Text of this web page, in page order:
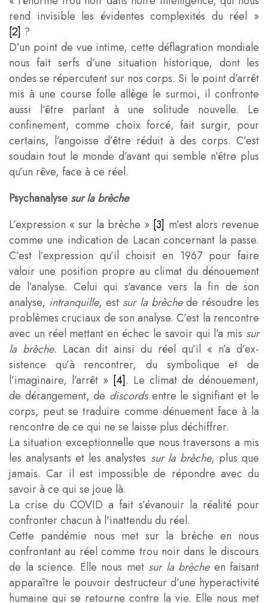
rend invisible les évidentes complexités du réel »
[2] ?
D’un point de vue intime, cette déflagration mondiale
nous fait serfs d’une situation historique, dont les
ondes se répercutent sur nos corps. Si le point d’arrêt
mis à une course folle allège le surmoi, il confronte
aussi l’être parlant à une solitude nouvelle. Le
confinement, comme choix forcé, fait surgir, pour
certains, l’angoisse d’être réduit à des corps. C’est
soudain tout le monde d’avant qui semble n’être plus
qu’un rêve, face à ce réel.
Psychanalyse sur la brèche
L’expression « sur la brèche » [3] m’est alors revenue
comme une indication de Lacan concernant la passe.
C’est l’expression qu’il choisit en 1967 pour faire
valoir une position propre au climat du dénouement
de l’analyse. Celui qui s’avance vers la fin de son
analyse, intranquille, est sur la brèchede résoudre les
problèmes cruciaux de son analyse. C’est la rencontre
avec un réel mettant en échec le savoir qui l’a mis sur
la brèche. Lacan dit ainsi du réel qu’il « n’a d’ex-
sistence qu’à rencontrer, du symbolique et de
l’imaginaire, l’arrêt » [4]. Le climat de dénouement,
de dérangement, de discordsentre le signifiant et le
corps, peut se traduire comme dénuement face à la
rencontre de ce qui ne se laisse plus déchiffrer.
La situation exceptionnelle que nous traversons a mis
les analysants et les analystes sur la brèche, plus que
jamais. Car il est impossible de répondre avec du
savoir à ce qui se joue là.
La crise du COVID a fait s’évanouir la réalité pour
confronter chacun à l’inattendu du réel.
Cette pandémie nous met sur la brèche en nous
confrontant au réel comme trou noir dans le discours
de la science. Elle nous met sur la brècheen faisant
apparaître le pouvoir destructeur d’une hyperactivité
humaine qui se retourne contre la vie. Elle nous met